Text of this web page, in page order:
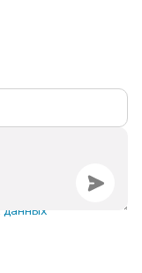
данных